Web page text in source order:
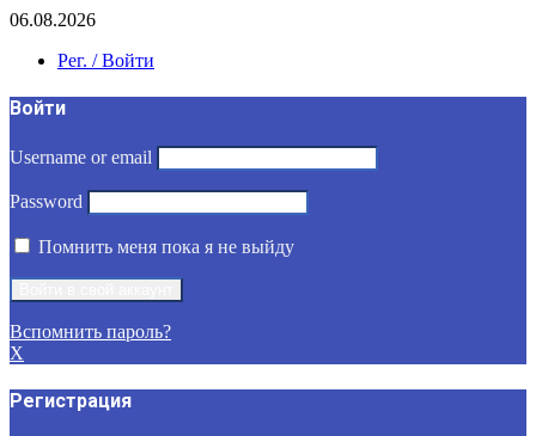
06.08.2026
Рег. / Войти
Войти
Username or email
Password
Помнить меня пока я не выйду
Вспомнить пароль?
X
Регистрация